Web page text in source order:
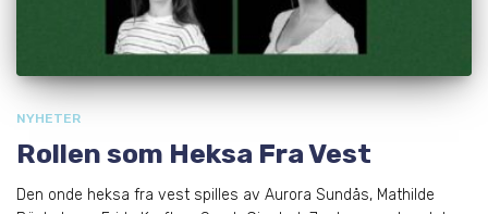
NYHETER
Rollen som Heksa Fra Vest
Den onde heksa fra vest spilles av Aurora Sundås, Mathilde